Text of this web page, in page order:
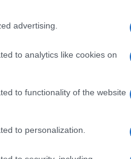
advertising.
to analytics like cookies on
to functionality of the website
to personalization.
degli altri è
dei propri
delle piante
che sta
il vitigno
e ai
costiere. Il
gusto.
attraverso
diversi da